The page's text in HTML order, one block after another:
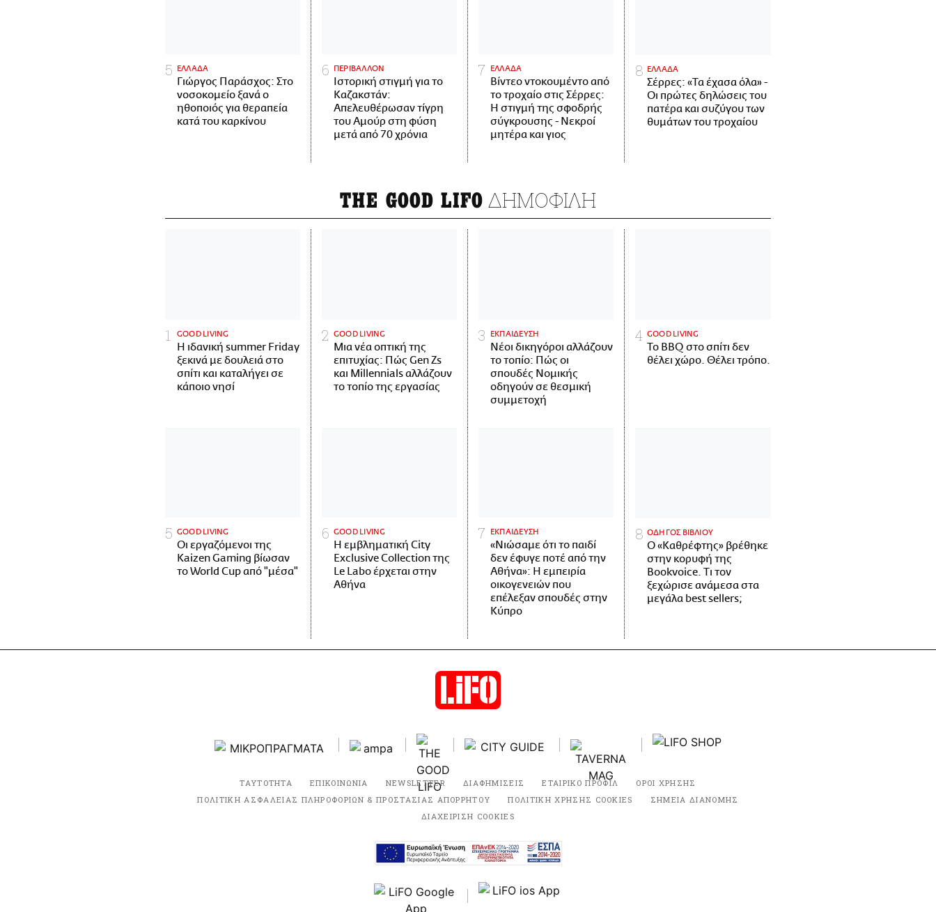
ΕΛΛΑΔΑ
Γιώργος Παράσχος: Στο
νοσοκομείο ξανά ο
ηθοποιός για θεραπεία
κατά του καρκίνου
ΠΕΡΙΒΑΛΛΟΝ
Ιστορική στιγμή για το
Καζακστάν:
Απελευθέρωσαν τίγρη
του Αμούρ στη φύση
μετά από 70 χρόνια
ΕΛΛΑΔΑ
Βίντεο ντοκουμέντο από
το τροχαίο στις Σέρρες:
Η στιγμή της σφοδρής
σύγκρουσης - Νεκροί
μητέρα και γιος
ΕΛΛΑΔΑ
Σέρρες: «Τα έχασα όλα» -
Οι πρώτες δηλώσεις του
πατέρα και συζύγου των
θυμάτων του τροχαίου
THE GOOD LIFO ΔΗΜΟΦΙΛΗ
GOOD LIVING
Η ιδανική summer Friday
ξεκινά με δουλειά στο
σπίτι και καταλήγει σε
κάποιο νησί
GOOD LIVING
Μια νέα οπτική της
επιτυχίας: Πώς Gen Zs
και Millennials αλλάζουν
το τοπίο της εργασίας
ΕΚΠΑΙΔΕΥΣΗ
Νέοι δικηγόροι αλλάζουν
το τοπίο: Πώς οι
σπουδές Νομικής
οδηγούν σε θεσμική
συμμετοχή
GOOD LIVING
Το BBQ στο σπίτι δεν
θέλει χώρο. Θέλει τρόπο.
GOOD LIVING
Οι εργαζόμενοι της
Kaizen Gaming βίωσαν
το World Cup από "μέσα"
GOOD LIVING
Η εμβληματική City
Exclusive Collection της
Le Labo έρχεται στην
Αθήνα
ΕΚΠΑΙΔΕΥΣΗ
«Νιώσαμε ότι το παιδί
δεν έφυγε ποτέ από την
Αθήνα»: Η εμπειρία
οικογενειών που
επέλεξαν σπουδές στην
Κύπρο
ΟΔΗΓΟΣ ΒΙΒΛΙΟΥ
Ο «Καθρέφτης» βρέθηκε
στην κορυφή της
Bookvoice. Τι τον
ξεχώρισε ανάμεσα στα
μεγάλα best sellers;
ΤΑΥΤΟΤΗΤΑ ΕΠΙΚΟΙΝΩΝΙΑ NEWSLETTER ΔΙΑΦΗΜΙΣΕΙΣ ΕΤΑΙΡΙΚΟ ΠΡΟΦΙΛ
ΟΡΟΙ ΧΡΗΣΗΣ
ΠΟΛΙΤΙΚΗ ΑΣΦΑΛΕΙΑΣ ΠΛΗΡΟΦΟΡΙΩΝ & ΠΡΟΣΤΑΣΙΑΣ ΑΠΟΡΡΗΤΟΥ
ΠΟΛΙΤΙΚΗ ΧΡΗΣΗΣ COOKIES
ΣΗΜΕΙΑ ΔΙΑΝΟΜΗΣ
ΔΙΑΧΕΙΡΙΣΗ COOKIES